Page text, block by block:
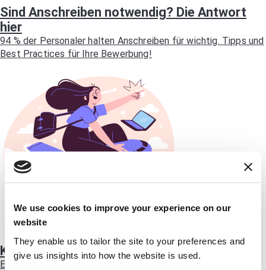
We use cookies to improve your experience on our
website
They enable us to tailor the site to your preferences and
give us insights into how the website is used.
Sind Anschreiben notwendig? Die Antwort
hier
94 % der Personaler halten Anschreiben für wichtig. Tipps und
Best Practices für Ihre Bewerbung!
Karrierepause im Anschreiben erklären
Erfahren Sie, wie Sie eine Karrierepause souverän in Ihrem